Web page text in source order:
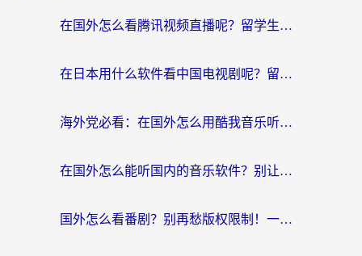
在国外怎么看腾讯视频直播呢？留学生亲测有效的回国加速指南
在日本用什么软件看中国电视剧呢？留学生亲测有效的回国加速方案
海外党必看：在国外怎么用酷我音乐听音乐？告别“地区不支持”的实用指南
在国外怎么能听国内的音乐软件？别让版权限制断了你的“中文歌单”
国外怎么看番剧？别再愁版权限制！一个工具解决所有回国追剧难题